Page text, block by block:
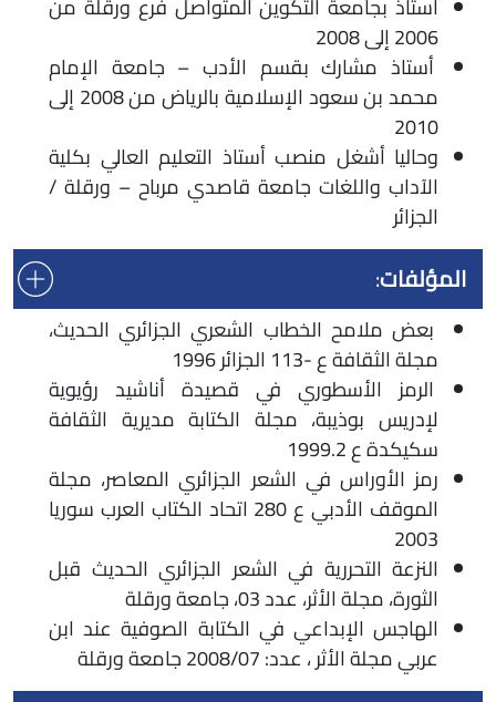
2006 إلى 2008
أستاذ مشارك بقسم الأدب – جامعة الإمام
محمد بن سعود الإسلامية بالرياض من 2008 إلى
2010
وحاليا أشغل منصب أستاذ التعليم العالي بكلية
الآداب واللغات جامعة قاصدي مرباح – ورقلة /
الجزائر
المؤلفات:
بعض ملامح الخطاب الشعري الجزائري الحديث،
مجلة الثقافة ع -113 الجزائر 1996
الرمز الأسطوري في قصيدة أناشيد رؤيوية
لإدريس بوذيبة، مجلة الكتابة مديرية الثقافة
سكيكدة ع 1999.2
رمز الأوراس في الشعر الجزائري المعاصر، مجلة
الموقف الأدبي ع 280 اتحاد الكتاب العرب سوريا
2003
النزعة التحررية في الشعر الجزائري الحديث قبل
الثورة، مجلة الأثر، عدد 03، جامعة ورقلة
الهاجس الإبداعي في الكتابة الصوفية عند ابن
عربي مجلة الأثر ، عدد: 2008/07 جامعة ورقلة